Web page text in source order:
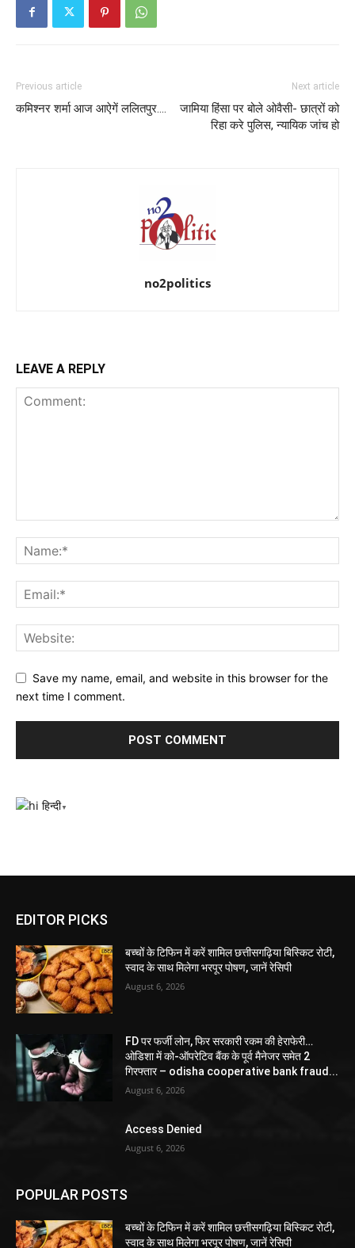
Previous article
कमिश्नर शर्मा आज आऐगें ललितपुर….
Next article
जामिया हिंसा पर बोले ओवैसी- छात्रों को
रिहा करे पुलिस, न्यायिक जांच हो
no2politics
LEAVE A REPLY
Save my name, email, and website in this browser for the
next time I comment.
हिन्दी▼
EDITOR PICKS
बच्चों के टिफिन में करें शामिल छत्तीसगढ़िया बिस्किट रोटी,
स्वाद के साथ मिलेगा भरपूर पोषण, जानें रेसिपी
August 6, 2026
FD पर फर्जी लोन, फिर सरकारी रकम की हेराफेरी…
ओडिशा में को-ऑपरेटिव बैंक के पूर्व मैनेजर समेत 2
गिरफ्तार – odisha cooperative bank fraud...
August 6, 2026
Access Denied
August 6, 2026
POPULAR POSTS
बच्चों के टिफिन में करें शामिल छत्तीसगढ़िया बिस्किट रोटी,
स्वाद के साथ मिलेगा भरपूर पोषण, जानें रेसिपी